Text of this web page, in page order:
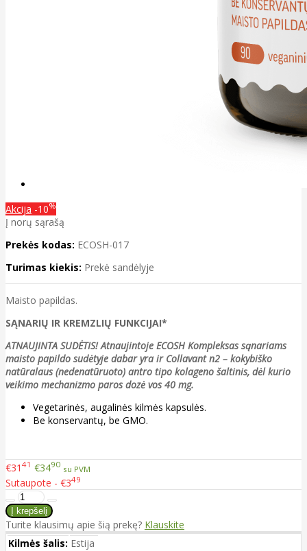
Akcija -10%
Į norų sąrašą
Prekės kodas: ECOSH-017
Turimas kiekis: Prekė sandėlyje
Maisto papildas.
SĄNARIŲ IR KREMZLIŲ FUNKCIJAI*
ATNAUJINTA SUDĖTIS! Atnaujintoje ECOSH Kompleksas sąnariams
maisto papildo sudėtyje dabar yra ir Collavant n2 – kokybiško
natūralaus (nedenatūruoto) antro tipo kolageno šaltinis, dėl kurio
veikimo mechanizmo paros dozė vos 40 mg.
Vegetarinės, augalinės kilmės kapsulės.
Be konservantų, be GMO.
€31 41 €3490 su PVM
Sutaupote - €349
Turite klausimų apie šią prekę? Klauskite
Kilmės šalis: Estija